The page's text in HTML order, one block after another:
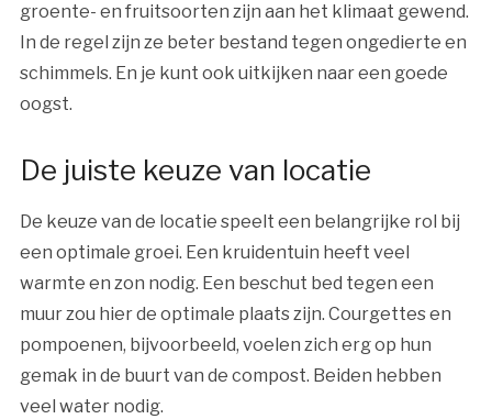
groente- en fruitsoorten zijn aan het klimaat gewend.
In de regel zijn ze beter bestand tegen ongedierte en
schimmels. En je kunt ook uitkijken naar een goede
oogst.
De juiste keuze van locatie
De keuze van de locatie speelt een belangrijke rol bij
een optimale groei. Een kruidentuin heeft veel
warmte en zon nodig. Een beschut bed tegen een
muur zou hier de optimale plaats zijn. Courgettes en
pompoenen, bijvoorbeeld, voelen zich erg op hun
gemak in de buurt van de compost. Beiden hebben
veel water nodig.